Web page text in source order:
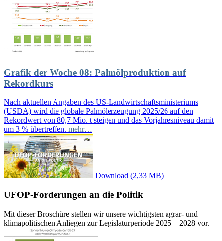
Grafik der Woche 08: Palmölproduktion auf
Rekordkurs
Nach aktuellen Angaben des US-Landwirtschaftsministeriums
(USDA) wird die globale Palmölerzeugung 2025/26 auf den
Rekordwert von 80,7 Mio. t steigen und das Vorjahresniveau damit
um 3 % übertreffen. mehr…
Download (2,33 MB)
UFOP-Forderungen an die Politik
Mit dieser Broschüre stellen wir unsere wichtigsten agrar- und
klimapolitischen Anliegen zur Legislaturperiode 2025 – 2028 vor.